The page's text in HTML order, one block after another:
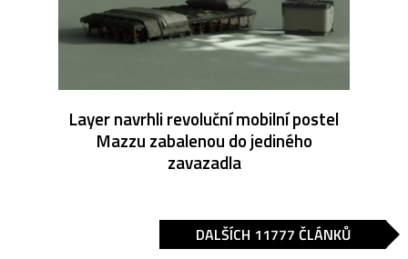
Layer navrhli revoluční mobilní postel
Mazzu zabalenou do jediného
zavazadla
DALŠÍCH 11777 ČLÁNKŮ